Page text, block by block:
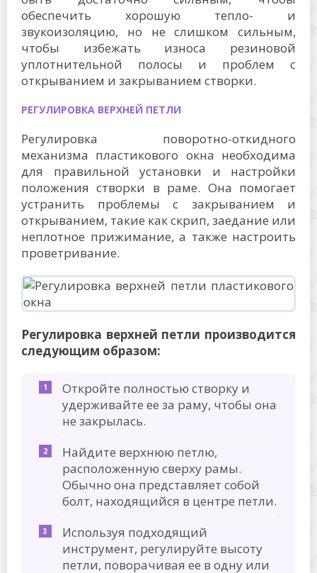
обеспечить хорошую тепло- и
звукоизоляцию, но не слишком сильным,
чтобы избежать износа резиновой
уплотнительной полосы и проблем с
открыванием и закрыванием створки.
РЕГУЛИРОВКА ВЕРХНЕЙ ПЕТЛИ
Регулировка поворотно-откидного
механизма пластикового окна необходима
для правильной установки и настройки
положения створки в раме. Она помогает
устранить проблемы с закрыванием и
открыванием, такие как скрип, заедание или
неплотное прижимание, а также настроить
проветривание.
Регулировка верхней петли производится
следующим образом:
Откройте полностью створку и
удерживайте ее за раму, чтобы она
не закрылась.
Найдите верхнюю петлю,
расположенную сверху рамы.
Обычно она представляет собой
болт, находящийся в центре петли.
Используя подходящий
инструмент, регулируйте высоту
петли, поворачивая ее в одну или